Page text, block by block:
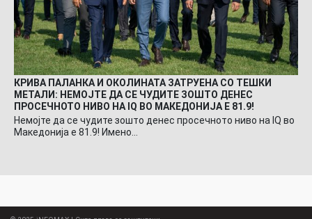
КРИВА ПАЛАНКА И ОКОЛИНАТА ЗАТРУЕНА СО ТЕШКИ
МЕТАЛИ: НЕМОЈТЕ ДА СЕ ЧУДИТЕ ЗОШТО ДЕНЕС
ПРОСЕЧНОТО НИВО НА IQ ВО МАКЕДОНИЈА Е 81.9!
Немојте да се чудите зошто денес просечното ниво на IQ во
Македонија е 81.9! Имено…